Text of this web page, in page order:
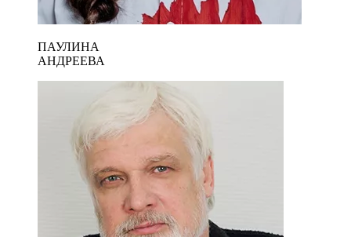
ПАУЛИНА
АНДРЕЕВА